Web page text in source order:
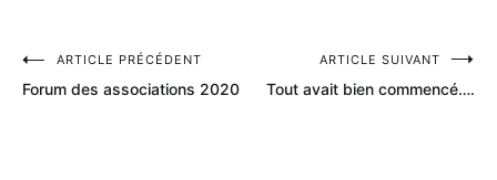
ARTICLE PRÉCÉDENT
Forum des associations 2020
ARTICLE SUIVANT
Tout avait bien commencé….